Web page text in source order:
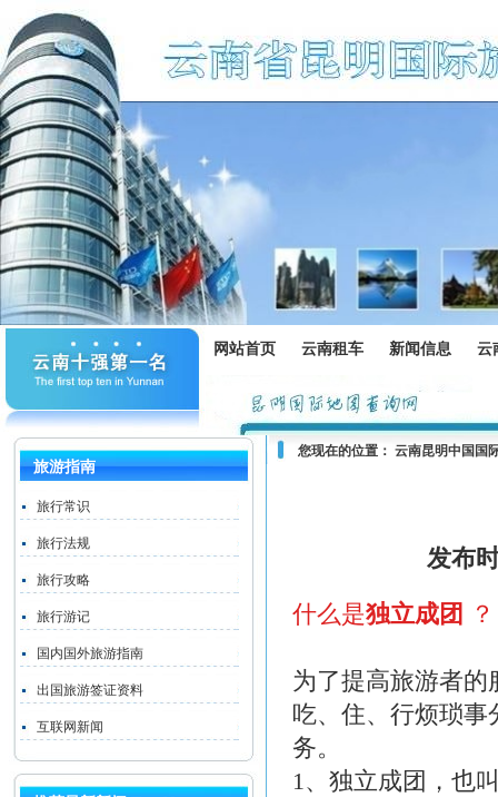
网站首页 云南租车 新闻信息 云
旅游指南
旅行常识
旅行法规
旅行攻略
旅行游记
国内国外旅游指南
出国旅游签证资料
互联网新闻
您现在的位置： 云南昆明中国国
发布
什么是独立成团 ？
为了提高旅游者
吃、住、行烦琐
务。
1、独立成团，也